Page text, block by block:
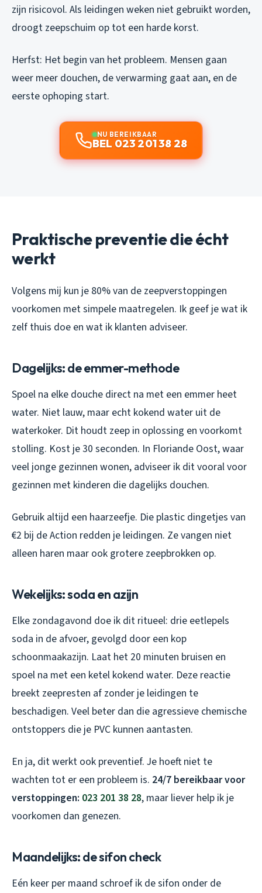
zijn risicovol. Als leidingen weken niet gebruikt worden,
droogt zeepschuim op tot een harde korst.
Herfst: Het begin van het probleem. Mensen gaan
weer meer douchen, de verwarming gaat aan, en de
eerste ophoping start.
NU BEREIKBAAR
BEL 023 201 38 28
Praktische preventie die écht
werkt
Volgens mij kun je 80% van de zeepverstoppingen
voorkomen met simpele maatregelen. Ik geef je wat ik
zelf thuis doe en wat ik klanten adviseer.
Dagelijks: de emmer-methode
Spoel na elke douche direct na met een emmer heet
water. Niet lauw, maar echt kokend water uit de
waterkoker. Dit houdt zeep in oplossing en voorkomt
stolling. Kost je 30 seconden. In Floriande Oost, waar
veel jonge gezinnen wonen, adviseer ik dit vooral voor
gezinnen met kinderen die dagelijks douchen.
Gebruik altijd een haarzeefje. Die plastic dingetjes van
€2 bij de Action redden je leidingen. Ze vangen niet
alleen haren maar ook grotere zeepbrokken op.
Wekelijks: soda en azijn
Elke zondagavond doe ik dit ritueel: drie eetlepels
soda in de afvoer, gevolgd door een kop
schoonmaakazijn. Laat het 20 minuten bruisen en
spoel na met een ketel kokend water. Deze reactie
breekt zeepresten af zonder je leidingen te
beschadigen. Veel beter dan die agressieve chemische
ontstoppers die je PVC kunnen aantasten.
En ja, dit werkt ook preventief. Je hoeft niet te
wachten tot er een probleem is. 24/7 bereikbaar voor
verstoppingen: 023 201 38 28, maar liever help ik je
voorkomen dan genezen.
Maandelijks: de sifon check
Eén keer per maand schroef ik de sifon onder de